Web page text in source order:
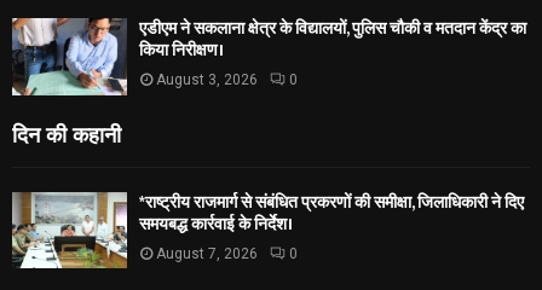
एडीएम ने सकलाना क्षेत्र के विद्यालयों, पुलिस चौकी व मतदान केंद्र का
किया निरीक्षण।
August 3, 2026 0
दिन की कहानी
*राष्ट्रीय राजमार्ग से संबंधित प्रकरणों की समीक्षा, जिलाधिकारी ने दिए
समयबद्ध कार्रवाई के निर्देश।
August 7, 2026 0